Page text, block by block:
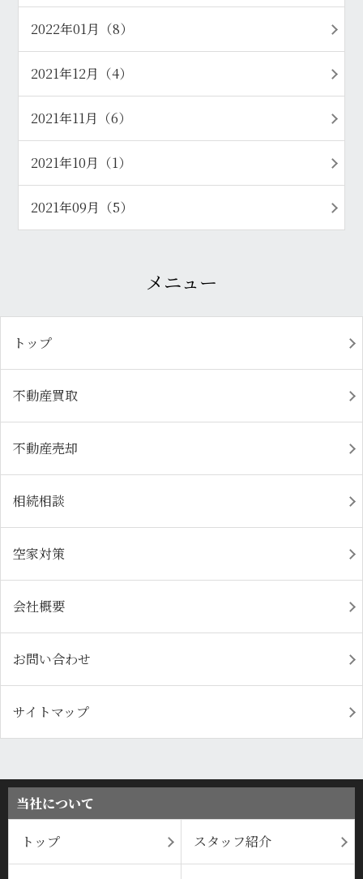
2022年01月（8）
2021年12月（4）
2021年11月（6）
2021年10月（1）
2021年09月（5）
メニュー
トップ
不動産買取
不動産売却
相続相談
空家対策
会社概要
お問い合わせ
サイトマップ
当社について
トップ スタッフ紹介